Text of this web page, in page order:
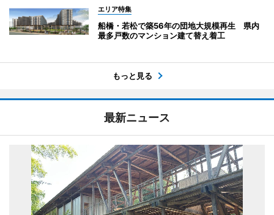
エリア特集
船橋・若松で築56年の団地大規模再生 県内
最多戸数のマンション建て替え着工
もっと見る
最新ニュース